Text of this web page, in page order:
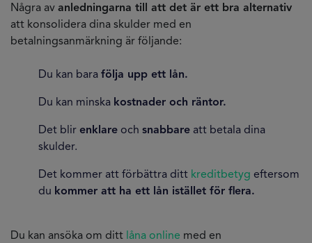
Några av anledningarna till att det är ett bra alternativ
att konsolidera dina skulder med en
betalningsanmärkning är följande:
Du kan bara följa upp ett lån.
Du kan minska kostnader och räntor.
Det blir enklare och snabbare att betala dina
skulder.
Det kommer att förbättra ditt kreditbetyg eftersom
du kommer att ha ett lån istället för flera.
Du kan ansöka om ditt låna online med en